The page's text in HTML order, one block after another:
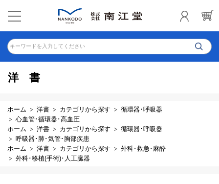
キーワードを入力してください
洋書
ホーム 洋書 カテゴリから探す
循環器･呼吸器
心血管･循環器･高血圧
ホーム
洋書 カテゴリから探す
循環器･呼吸器
呼吸器･肺･気管･胸部疾患
ホーム
洋書 カテゴリから探す
外科･救急･麻酔
外科･移植(手術)･人工臓器